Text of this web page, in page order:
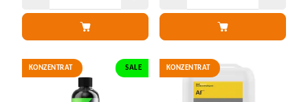
KONZENTRAT SALE KONZENTRAT